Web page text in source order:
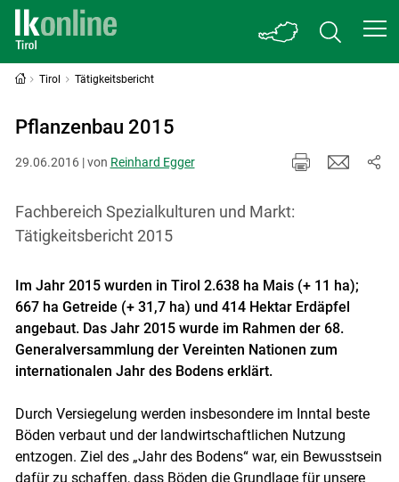
Tirol Tätigkeitsbericht
Pflanzenbau 2015
29.06.2016 | von Reinhard Egger
Fachbereich Spezialkulturen und Markt:
Tätigkeitsbericht 2015
Im Jahr 2015 wurden in Tirol 2.638 ha Mais (+ 11 ha);
667 ha Getreide (+ 31,7 ha) und 414 Hektar Erdäpfel
angebaut. Das Jahr 2015 wurde im Rahmen der 68.
Generalversammlung der Vereinten Nationen zum
internationalen Jahr des Bodens erklärt.
Durch Versiegelung werden insbesondere im Inntal beste
Böden verbaut und der landwirtschaftlichen Nutzung
entzogen. Ziel des „Jahr des Bodens“ war, ein Bewusstsein
dafür zu schaffen, dass Böden die Grundlage für unsere